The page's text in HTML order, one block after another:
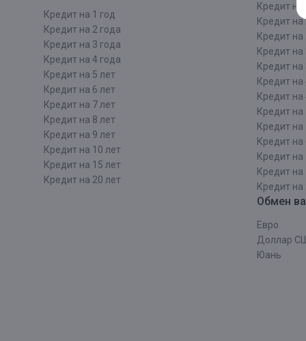
Кредит на 1 год
Кредит на 2 года
Кредит на 3 года
Кредит на 4 года
Кредит на 5 лет
Кредит на 6 лет
Кредит на 7 лет
Кредит на 8 лет
Кредит на 9 лет
Кредит на 10 лет
Кредит на 15 лет
Кредит на 20 лет
Кредит на
Кредит на
Кредит на
Кредит на
Кредит на
Кредит на
Кредит на
Кредит на
Кредит на
Кредит на
Кредит на
Кредит на
Кредит на
Обмен
Евро
Доллар
Юань